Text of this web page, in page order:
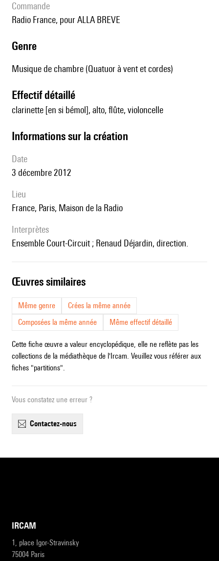
Commande
Radio France, pour ALLA BREVE
genre
Musique de chambre (Quatuor à vent et cordes)
effectif détaillé
clarinette [en si bémol], alto, flûte, violoncelle
informations sur la création
date
3 décembre 2012
lieu
France, Paris, Maison de la Radio
interprètes
Ensemble Court-Circuit ; Renaud Déjardin, direction.
œuvres similaires
Même genre
Crées la même année
Composées la même année
Même effectif détaillé
Cette fiche œuvre a valeur encyclopédique, elle ne reflète pas les
collections de la médiathèque de l'Ircam. Veuillez vous référer aux
fiches "partitions".
Vous constatez une erreur ?
contactez-nous
IRCAM
1, place Igor-Stravinsky
75004 Paris